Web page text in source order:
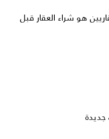
هو شراء العقار قبل